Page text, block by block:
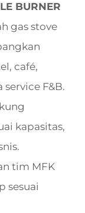
BURNER
gas stove
café,
F&B.
kapasitas,
tim MFK
sesuai